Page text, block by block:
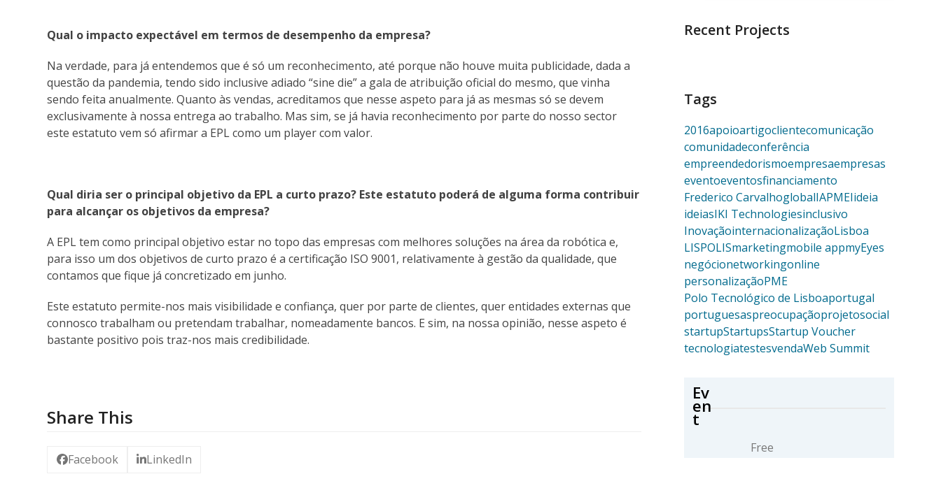
Qual o impacto expectável em termos de desempenho da empresa?
Na verdade, para já entendemos que é só um reconhecimento, até porque não houve muita publicidade, dada a
questão da pandemia, tendo sido inclusive adiado “sine die” a gala de atribuição oficial do mesmo, que vinha
sendo feita anualmente. Quanto às vendas, acreditamos que nesse aspeto para já as mesmas só se devem
exclusivamente à nossa entrega ao trabalho. Mas sim, se já havia reconhecimento por parte do nosso sector
este estatuto vem só afirmar a EPL como um player com valor.
Qual diria ser o principal objetivo da EPL a curto prazo? Este estatuto poderá de alguma forma contribuir
para alcançar os objetivos da empresa?
A EPL tem como principal objetivo estar no topo das empresas com melhores soluções na área da robótica e,
para isso um dos objetivos de curto prazo é a certificação ISO 9001, relativamente à gestão da qualidade, que
contamos que fique já concretizado em junho.
Este estatuto permite-nos mais visibilidade e confiança, quer por parte de clientes, quer entidades externas que
connosco trabalham ou pretendam trabalhar, nomeadamente bancos. E sim, na nossa opinião, nesse aspeto é
bastante positivo pois traz-nos mais credibilidade.
Share This
Facebook LinkedIn
Recent Projects
Tags
2016apoioartigoclientecomunicação
comunidadeconferência
empreendedorismoempresaempresas
eventoeventosfinanciamento
Frederico CarvalhoglobalIAPMEIideia
ideiasIKI Technologiesinclusivo
InovaçãointernacionalizaçãoLisboa
LISPOLISmarketingmobile appmyEyes
negócionetworkingonline
personalizaçãoPME
Polo Tecnológico de Lisboaportugal
portuguesaspreocupaçãoprojetosocial
startupStartupsStartup Voucher
tecnologiatestesvendaWeb Summit
Ev
en
t
Free